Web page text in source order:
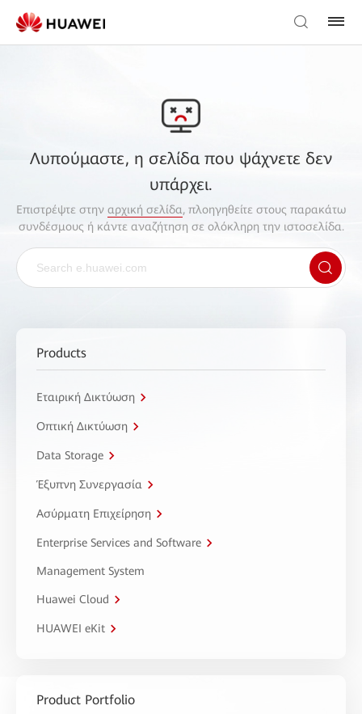
Λυπούμαστε, η σελίδα που ψάχνετε δεν
υπάρχει.
Επιστρέψτε στην αρχική σελίδα, πλοηγηθείτε στους παρακάτω
συνδέσμους ή κάντε αναζήτηση σε ολόκληρη την ιστοσελίδα.
Products
Εταιρική Δικτύωση
Οπτική Δικτύωση
Data Storage
Έξυπνη Συνεργασία
Ασύρματη Επιχείρηση
Enterprise Services and Software
Management System
Huawei Cloud
HUAWEI eKit
Product Portfolio